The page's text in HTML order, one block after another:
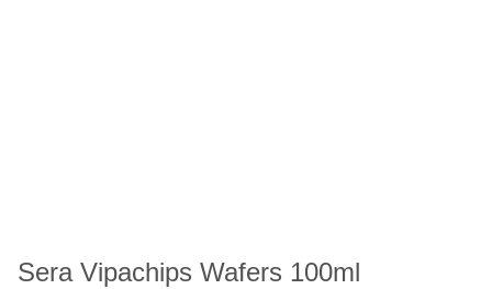
Sera Vipachips Wafers 100ml